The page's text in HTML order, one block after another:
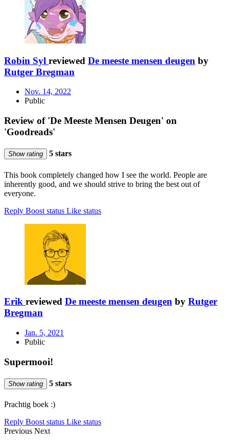
Robin Syl reviewed De meeste mensen deugen by
Rutger Bregman
Nov. 14, 2022
Public
Review of 'De Meeste Mensen Deugen' on
'Goodreads'
Show rating 5 stars
This book completely changed how I see the world. People are
inherently good, and we should strive to bring the best out of
everyone.
Reply Boost status Like status
Erik reviewed De meeste mensen deugen by Rutger
Bregman
Jan. 5, 2021
Public
Supermooi!
Show rating 5 stars
Prachtig boek :)
Reply Boost status Like status
Previous Next